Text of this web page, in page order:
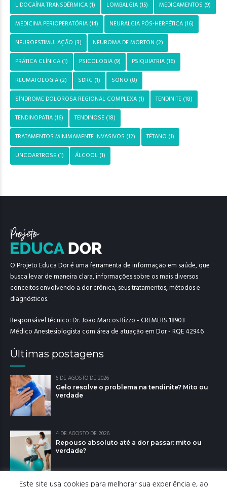
LIDOCAÍNA TRANSDÉRMICA (1) LOMBALGIA (15) MEDICAMENTOS (9)
MEDICINA PERIOPERATÓRIA (14) NEURALGIA PÓS-HERPÉTICA (16)
NEUROESTIMULAÇÃO (3) NEUROMA DE MORTON (2)
PRÁTICA CLÍNICA (1) PSICOLOGIA (9) PSIQUIATRIA (16)
REUMATOLOGIA (2) SDRC (1) SONO (8)
SÍNDROME DOLOROSA REGIONAL COMPLEXA (1) TENDINITE (18)
TENDINOPATIA (16) TENDINOSE (18)
TRATAMENTOS MINIMAMENTE INVASIVOS (12) TÉTANO (1)
UNCOARTROSE (1) ÁLCOOL (1)
O Projeto Educa Dor é uma ferramenta de informação em saúde, que
busca levar de maneira clara, informações sobre os mais diversos
conceitos envolvendo a dor crônica, seus tratamentos, métodos e
diagnósticos.
Responsável técnico: Dr. João Marcos Rizzo - CREMERS 18903
Médico Anestesiologista com área de atuação em Dor - RQE 42946
Últimas postagens
6 DE AGOSTO DE 2026
Gelo resolve o problema na tendinite? Mito ou
verdade
4 DE AGOSTO DE 2026
Repouso absoluto até a dor passar: mito ou
verdade?
Este site usa cookies para melhorar sua experiência e, ao